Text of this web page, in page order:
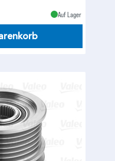
Auf Lager